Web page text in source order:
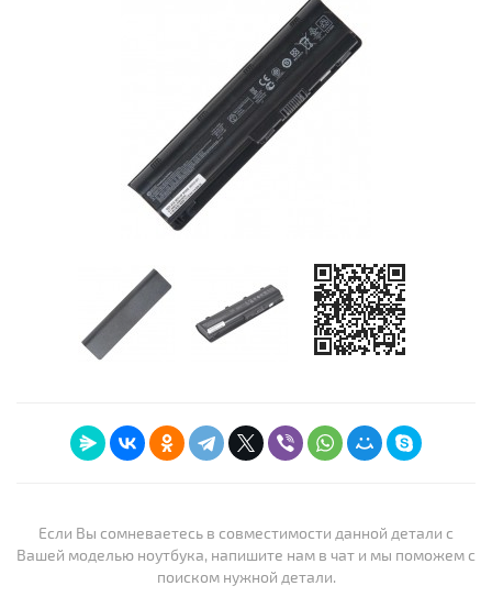
Если Вы сомневаетесь в совместимости данной детали с
Вашей моделью ноутбука, напишите нам в чат и мы поможем с
поиском нужной детали.